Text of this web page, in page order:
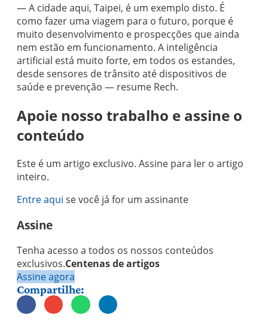
— A cidade aqui, Taipei, é um exemplo disto. É
como fazer uma viagem para o futuro, porque é
muito desenvolvimento e prospecções que ainda
nem estão em funcionamento. A inteligência
artificial está muito forte, em todos os estandes,
desde sensores de trânsito até dispositivos de
saúde e prevenção — resume Rech.
Apoie nosso trabalho e assine o
conteúdo
Este é um artigo exclusivo. Assine para ler o artigo
inteiro.
Entre aqui se você já for um assinante
Assine
Tenha acesso a todos os nossos conteúdos
exclusivos.Centenas de artigos
Assine agora
Compartilhe: